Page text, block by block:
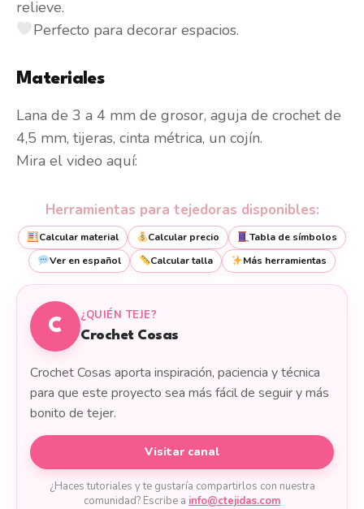
relieve.
Perfecto para decorar espacios.
Materiales
Lana de 3 a 4 mm de grosor, aguja de crochet de
4,5 mm, tijeras, cinta métrica, un cojín.
Mira el video aquí:
Herramientas para tejedoras disponibles:
Calcular material Calcular precio
Tabla de símbolos
Ver en español
Calcular talla Más herramientas
C
¿QUIÉN TEJE?
Crochet Cosas
Crochet Cosas aporta inspiración, paciencia y técnica
para que este proyecto sea más fácil de seguir y más
bonito de tejer.
Visitar canal
¿Haces tutoriales y te gustaría compartirlos con nuestra
comunidad? Escribe a info@ctejidas.com